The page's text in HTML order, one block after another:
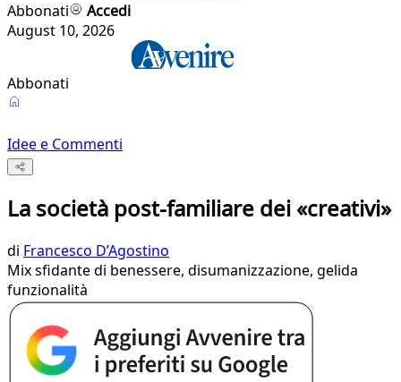
Abbonati
Accedi
August 10, 2026
Abbonati
Idee e Commenti
La società post-familiare dei «creativi»
di Francesco D’Agostino
Mix sfidante di benessere, disumanizzazione, gelida
funzionalità